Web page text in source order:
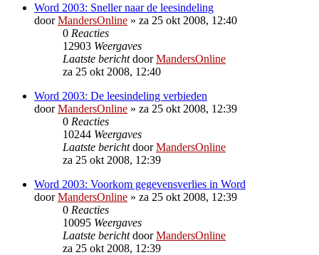
Word 2003: Sneller naar de leesindeling
doorMandersOnline » za 25 okt 2008, 12:40
0 Reacties
12903 Weergaves
Laatste berichtdoorMandersOnline
za 25 okt 2008, 12:40
Word 2003: De leesindeling verbieden
doorMandersOnline » za 25 okt 2008, 12:39
0 Reacties
10244 Weergaves
Laatste berichtdoorMandersOnline
za 25 okt 2008, 12:39
Word 2003: Voorkom gegevensverlies in Word
doorMandersOnline » za 25 okt 2008, 12:39
0 Reacties
10095 Weergaves
Laatste berichtdoorMandersOnline
za 25 okt 2008, 12:39